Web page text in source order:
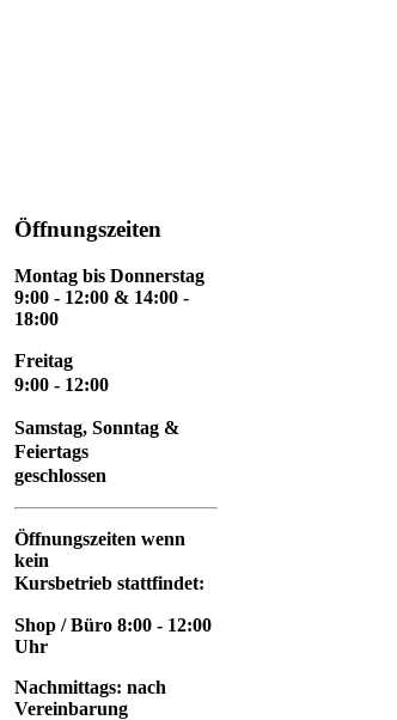
Öffnungszeiten
Montag bis Donnerstag
9:00 - 12:00 & 14:00 -
18:00
Freitag
9:00 - 12:00
Samstag, Sonntag &
Feiertags
geschlossen
Öffnungszeiten wenn
kein
Kursbetrieb stattfindet:
Shop / Büro 8:00 - 12:00
Uhr
Nachmittags: nach
Vereinbarung